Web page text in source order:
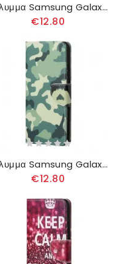
Κάλυμμα Samsung Galaxy A13 5G με κορδονι Φτερό Με Λουρί
€12.80
Κάλυμμα Samsung Galaxy A13 5G Στρατιωτικό Καμουφλάζ
€12.80